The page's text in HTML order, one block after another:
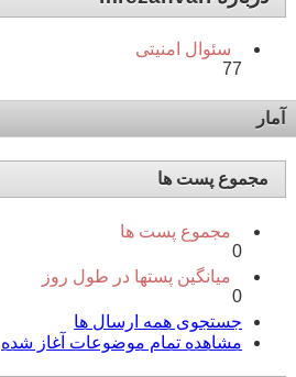
سئوال امنیتی
77
آمار
مجموع پست ها
مجموع پست ها
0
میانگین پستها در طول روز
0
جستجوی همه ارسال ها
مشاهده تمام موضوعات آغاز شده